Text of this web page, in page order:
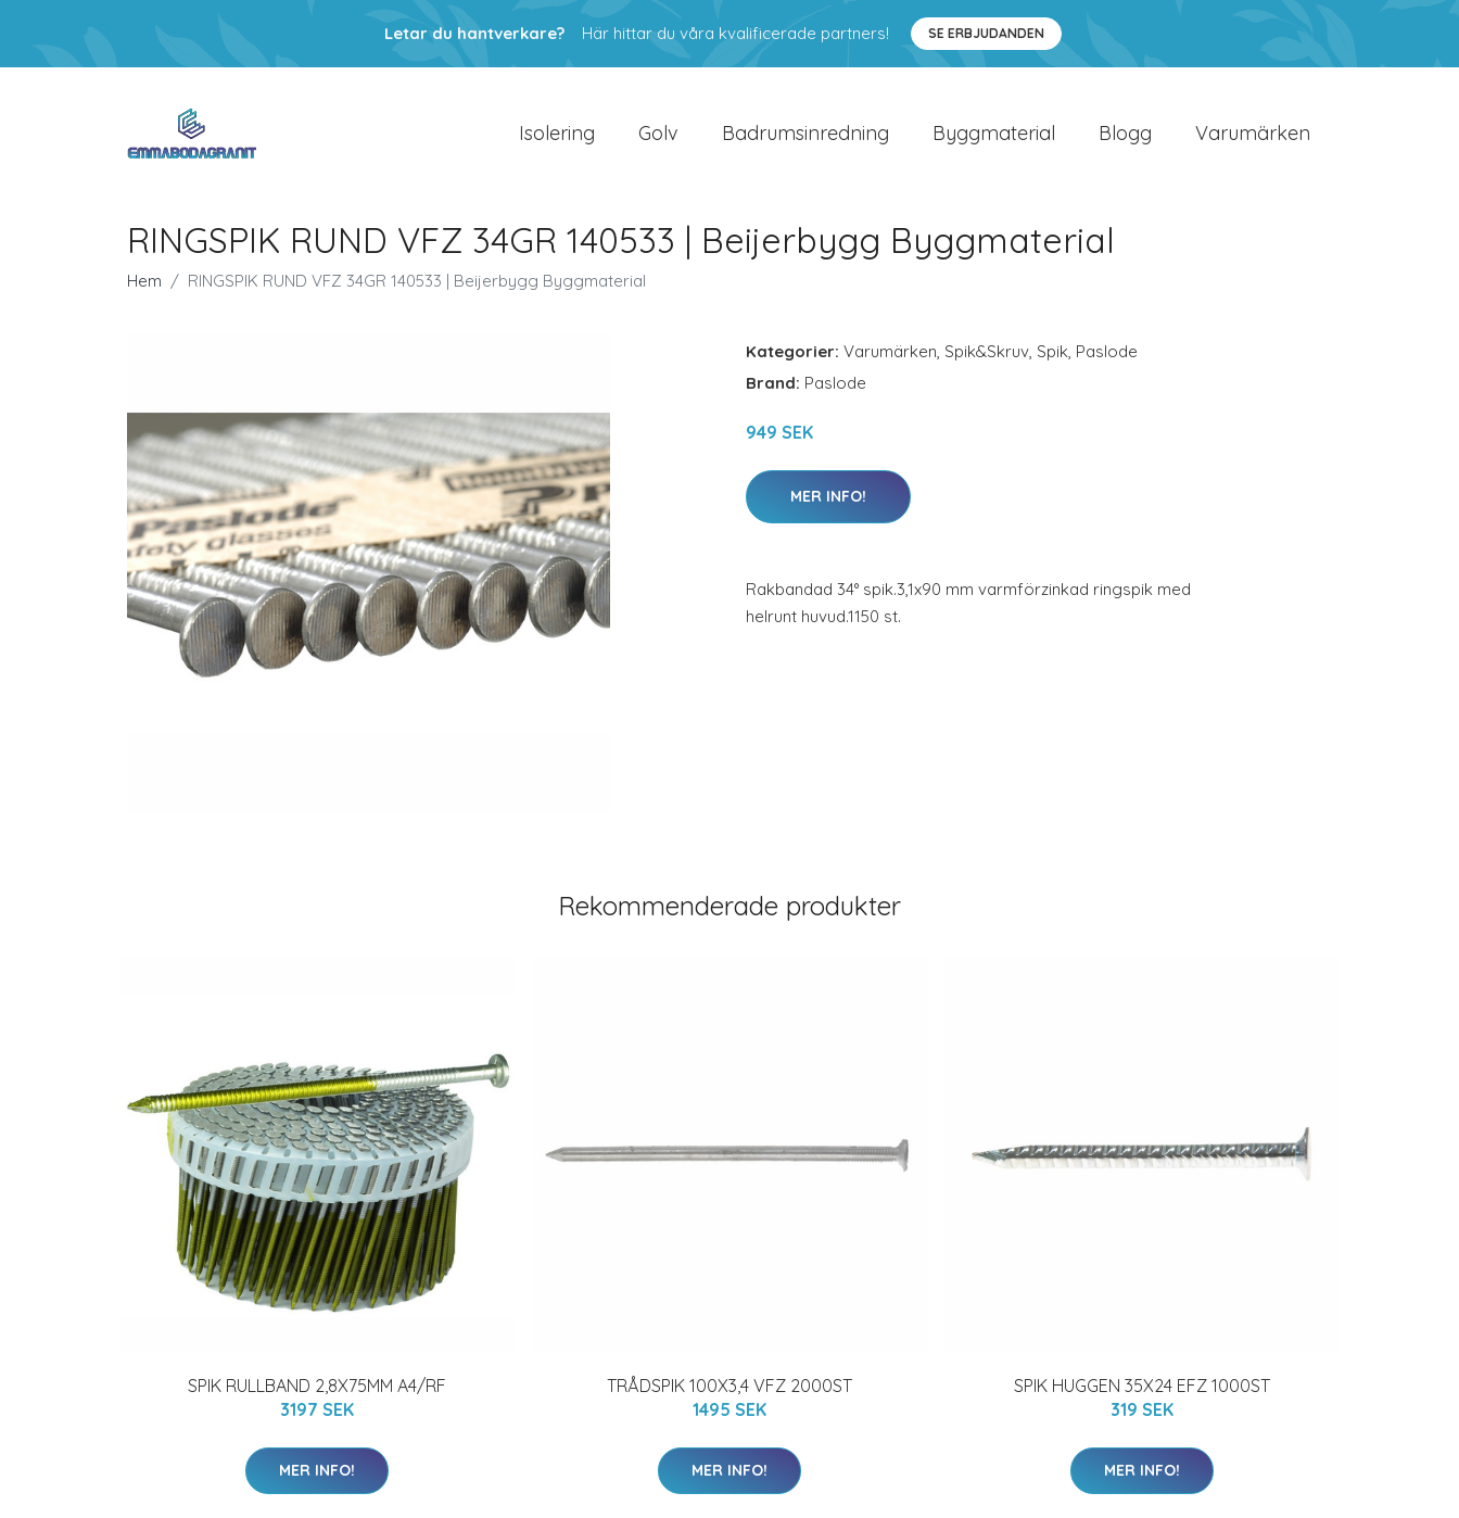
Letar du hantverkare? Här hittar du våra kvalificerade partners! SE ERBJUDANDEN
Isolering Golv Badrumsinredning Byggmaterial Blogg Varumärken
RINGSPIK RUND VFZ 34GR 140533 | Beijerbygg Byggmaterial
Hem RINGSPIK RUND VFZ 34GR 140533 | Beijerbygg Byggmaterial
Kategorier: Varumärken, Spik&Skruv, Spik, Paslode
Brand: Paslode
949 SEK
MER INFO!
Rakbandad 34° spik.3,1x90 mm varmförzinkad ringspik med
helrunt huvud.1150 st.
Rekommenderade produkter
SPIK RULLBAND 2,8X75MM A4/RF
3197 SEK
MER INFO!
TRÅDSPIK 100X3,4 VFZ 2000ST
1495 SEK
MER INFO!
SPIK HUGGEN 35X24 EFZ 1000ST
319 SEK
MER INFO!